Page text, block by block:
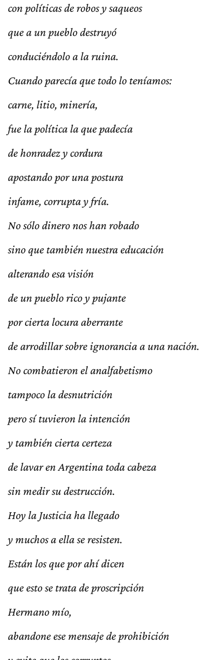
con políticas de robos y saqueos
que a un pueblo destruyó
conduciéndolo a la ruina.
Cuando parecía que todo lo teníamos:
carne, litio, minería,
fue la política la que padecía
de honradez y cordura
apostando por una postura
infame, corrupta y fría.
No sólo dinero nos han robado
sino que también nuestra educación
alterando esa visión
de un pueblo rico y pujante
por cierta locura aberrante
de arrodillar sobre ignorancia a una nación.
No combatieron el analfabetismo
tampoco la desnutrición
pero sí tuvieron la intención
y también cierta certeza
de lavar en Argentina toda cabeza
sin medir su destrucción.
Hoy la Justicia ha llegado
y muchos a ella se resisten.
Están los que por ahí dicen
que esto se trata de proscripción
Hermano mío,
abandone ese mensaje de prohibición